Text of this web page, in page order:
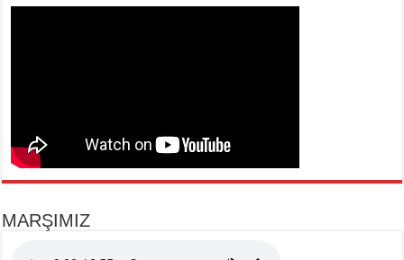
MARŞIMIZ